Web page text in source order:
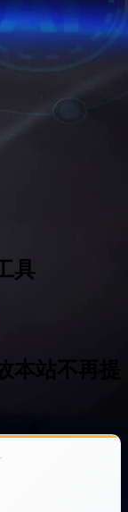
具
站不再提